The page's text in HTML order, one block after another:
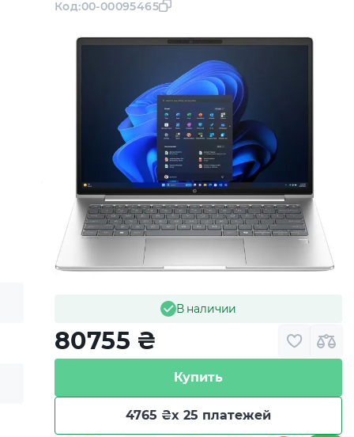
Код:00-00095465
В наличии
80755 ₴
Купить
4765 ₴x 25 платежей